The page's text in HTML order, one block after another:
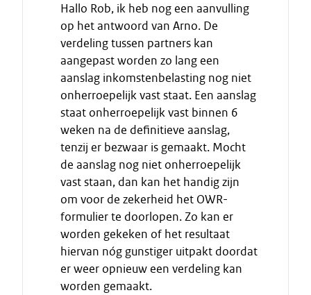
i
n
d
e
c
i
t
a
a
t
Hallo Rob, ik heb nog een aanvulling
op het antwoord van Arno. De
verdeling tussen partners kan
aangepast worden zo lang een
aanslag inkomstenbelasting nog niet
onherroepelijk vast staat. Een aanslag
staat onherroepelijk vast binnen 6
weken na de definitieve aanslag,
tenzij er bezwaar is gemaakt. Mocht
de aanslag nog niet onherroepelijk
vast staan, dan kan het handig zijn
om voor de zekerheid het OWR-
formulier te doorlopen. Zo kan er
worden gekeken of het resultaat
hiervan nóg gunstiger uitpakt doordat
er weer opnieuw een verdeling kan
worden gemaakt.